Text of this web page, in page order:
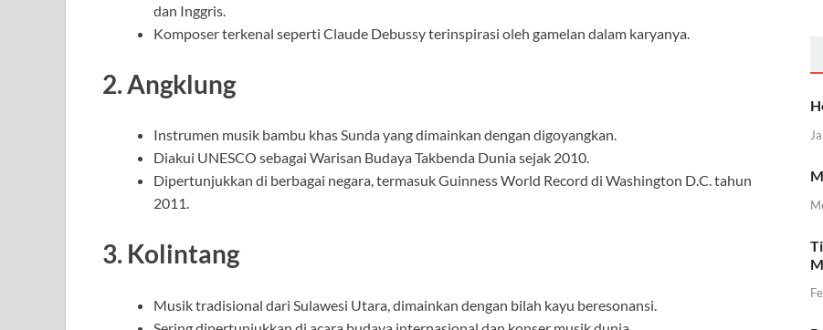
dan Inggris.
Komposer terkenal seperti Claude Debussy terinspirasi oleh gamelan dalam karyanya.
2.Angklung
Instrumen musik bambu khas Sunda yang dimainkan dengan digoyangkan.
Diakui UNESCO sebagai Warisan Budaya Takbenda Dunia sejak 2010.
Dipertunjukkan di berbagai negara, termasuk Guinness World Record di Washington D.C. tahun
2011.
3. Kolintang
Musik tradisional dari Sulawesi Utara, dimainkan dengan bilah kayu beresonansi.